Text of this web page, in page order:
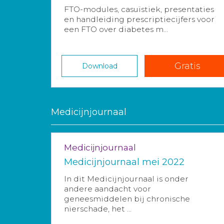
FTO-modules, casuïstiek, presentaties
en handleiding prescriptiecijfers voor
een FTO over diabetes m...
Download Gratis
Medicijnjournaal
Medicijnjournaal
Medicijnjournaal mei 2022
In dit Medicijnjournaal is onder
andere aandacht voor
geneesmiddelen bij chronische
nierschade, het ...